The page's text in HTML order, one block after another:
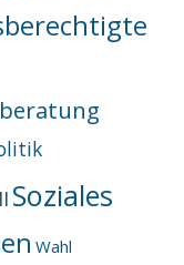
Soziales
Wahl